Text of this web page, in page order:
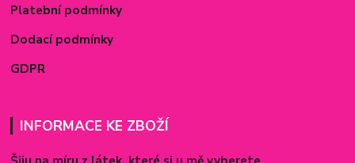
Platební podmínky
Dodací podmínky
GDPR
INFORMACE KE ZBOŽÍ